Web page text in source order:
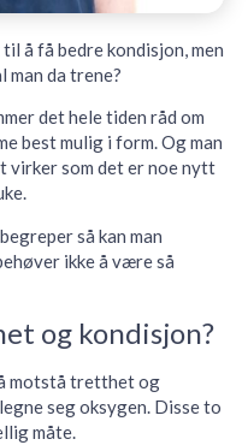
å få bedre kondisjon, men
da trene?
det hele tiden råd om
best mulig i form. Og man
som det er noe nytt
så kan man
ikke å være så
og kondisjon?
motstå tretthet og
seg oksygen. Disse to
måte.